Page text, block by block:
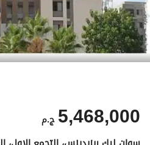
ج.م 5,468,000